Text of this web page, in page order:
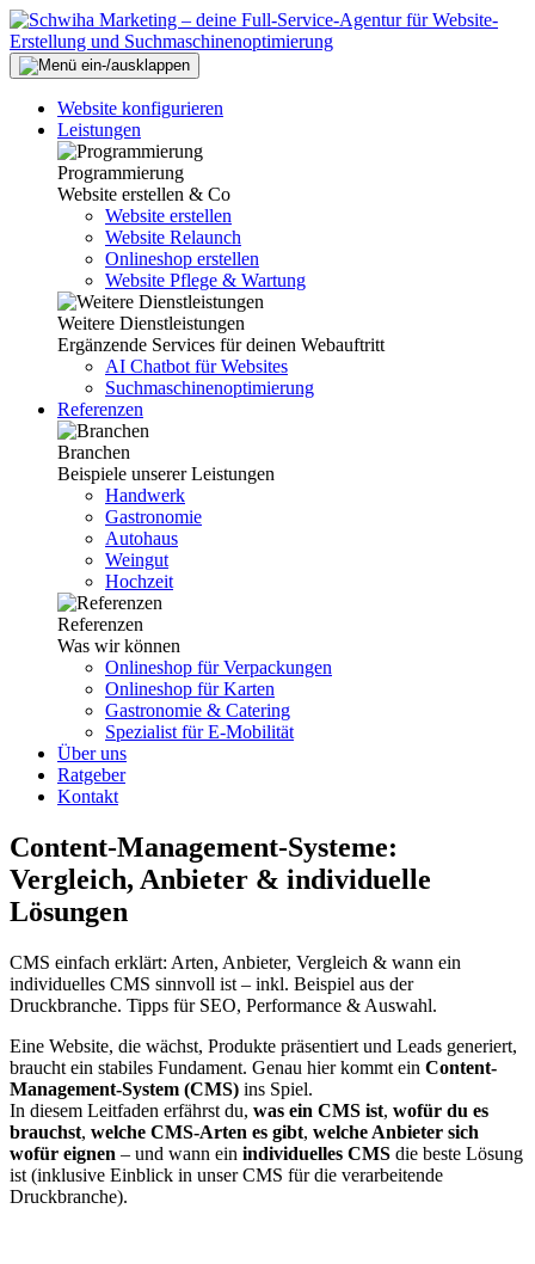
Website konfigurieren
Leistungen
Programmierung
Website erstellen & Co
Website erstellen
Website Relaunch
Onlineshop erstellen
Website Pflege & Wartung
Weitere Dienstleistungen
Ergänzende Services für deinen Webauftritt
AI Chatbot für Websites
Suchmaschinenoptimierung
Referenzen
Branchen
Beispiele unserer Leistungen
Handwerk
Gastronomie
Autohaus
Weingut
Hochzeit
Referenzen
Was wir können
Onlineshop für Verpackungen
Onlineshop für Karten
Gastronomie & Catering
Spezialist für E-Mobilität
Über uns
Ratgeber
Kontakt
Content-Management-Systeme:
Vergleich, Anbieter & individuelle
Lösungen
CMS einfach erklärt: Arten, Anbieter, Vergleich & wann ein
individuelles CMS sinnvoll ist – inkl. Beispiel aus der
Druckbranche. Tipps für SEO, Performance & Auswahl.
Eine Website, die wächst, Produkte präsentiert und Leads generiert,
braucht ein stabiles Fundament. Genau hier kommt ein Content-
Management-System (CMS) ins Spiel.
In diesem Leitfaden erfährst du, was ein CMS ist, wofür du es
brauchst, welche CMS-Arten es gibt, welche Anbieter sich
wofür eignen – und wann ein individuelles CMS die beste Lösung
ist (inklusive Einblick in unser CMS für die verarbeitende
Druckbranche).